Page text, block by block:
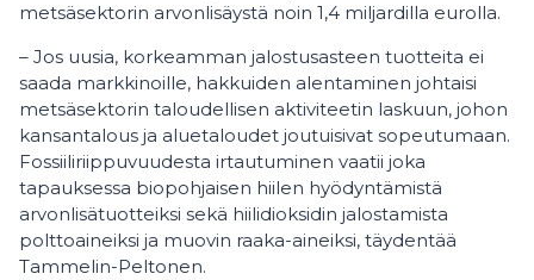
metsäsektorin arvonlisäystä noin 1,4 miljardilla eurolla.
– Jos uusia, korkeamman jalostusasteen tuotteita ei
saada markkinoille, hakkuiden alentaminen johtaisi
metsäsektorin taloudellisen aktiviteetin laskuun, johon
kansantalous ja aluetaloudet joutuisivat sopeutumaan.
Fossiiliriippuvuudesta irtautuminen vaatii joka
tapauksessa biopohjaisen hiilen hyödyntämistä
arvonlisätuotteiksi sekä hiilidioksidin jalostamista
polttoaineiksi ja muovin raaka-aineiksi, täydentää
Tammelin-Peltonen.